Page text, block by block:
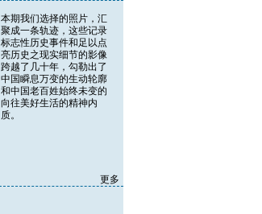
本期我们选择的照片，汇
聚成一条轨迹，这些记录
标志性历史事件和足以点
亮历史之现实细节的影像
跨越了几十年，勾勒出了
中国瞬息万变的生动轮廓
和中国老百姓始终未变的
向往美好生活的精神内
质。
更多